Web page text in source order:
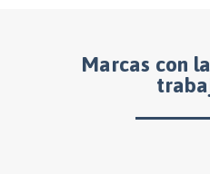
Marcas con